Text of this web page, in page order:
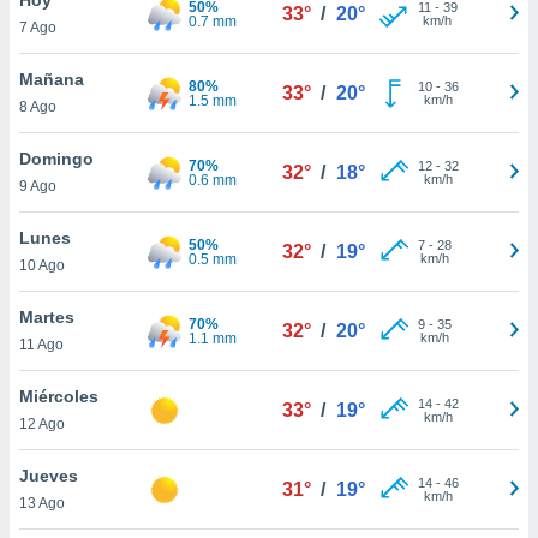
en
más
nuestra
de
cookies
aceptar
7 Ago
50%
0.7 mm
33° / 20° 11 - 39
km/h
Mañana
8 Ago
80%
1.5 mm
33° / 20° 10- 36
km/h
Domingo
9 Ago
70%
0.6 mm
32° / 18° 12- 32
km/h
Lunes
10 Ago
50%
0.5 mm
32° / 19° 7- 28
km/h
Martes
11 Ago
70%
1.1 mm
32° / 20° 9- 35
km/h
Miércoles
12 Ago
33° / 19° 14- 42
km/h
Jueves
13 Ago
31° / 19° 14- 46
km/h